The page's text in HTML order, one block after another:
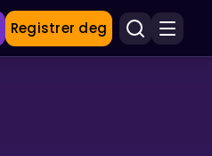
Registrer deg